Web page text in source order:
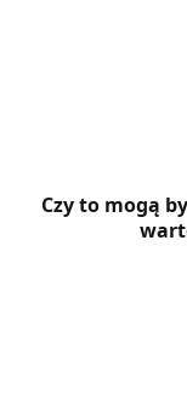
Czy to mogą